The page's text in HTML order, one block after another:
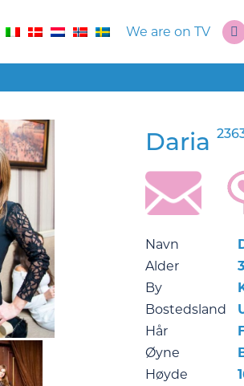
We are on TV
Daria
Navn
Alder
By
Bostedsland
Hår
Øyne
Høyde